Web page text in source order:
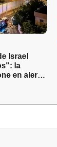
Israel
la
en alerta